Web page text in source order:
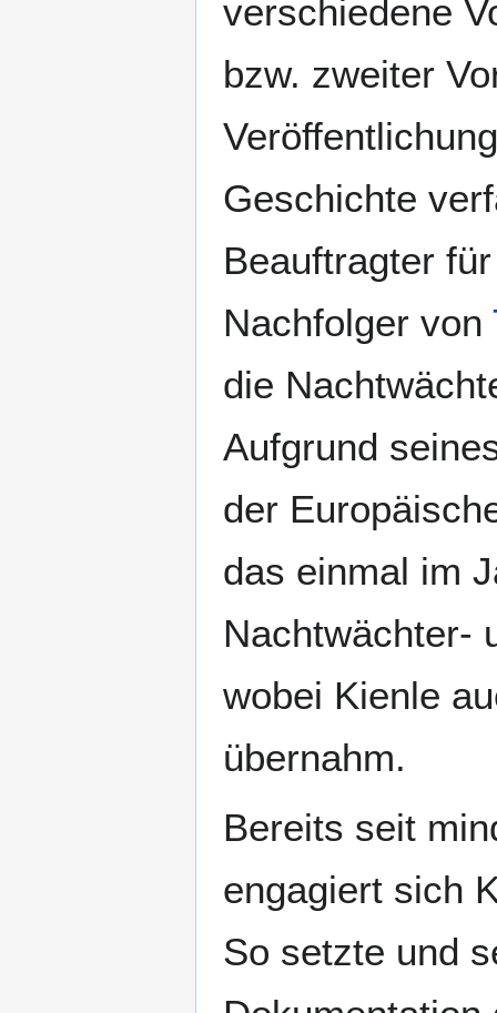
verschiedene
bzw. zweiter
Geschichte
Beauftragter
Nachfolger von
die
Aufgrund
der
das einmal im
Nachtwächter-
wobei Kienle
übernahm.
Bereits seit
engagiert sich
So setzte und